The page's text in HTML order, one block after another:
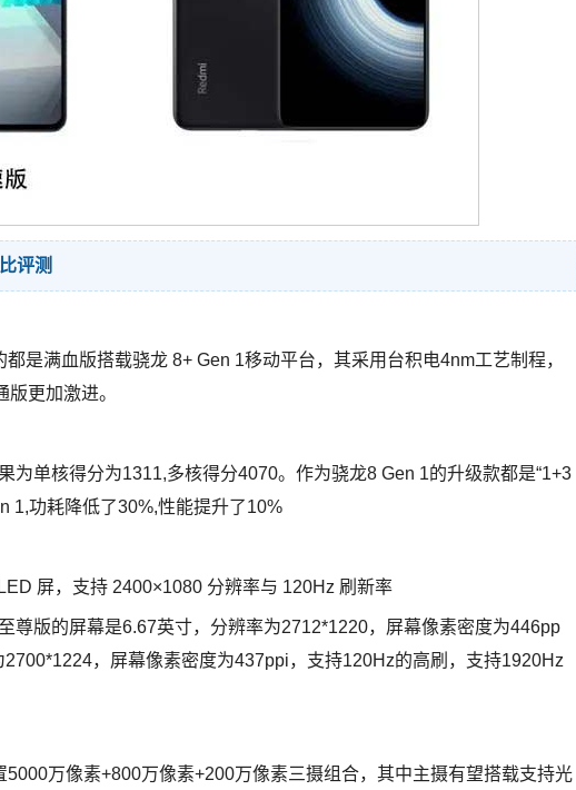
评测
是满血版搭载骁龙 8+ Gen 1移动平台，其采用台积电4nm工艺制程，
更加激进。
为单核得分为1311,多核得分4070。作为骁龙8 Gen 1的升级款都是“1+3
1,功耗降低了30%,性能提升了10%
屏，支持 2400×1080 分辨率与 120Hz 刷新率
尊版的屏幕是6.67英寸，分辨率为2712*1220，屏幕像素密度为446pp
，屏幕像素密度为437ppi，支持120Hz的高刷，支持1920Hz
万像素+800万像素+200万像素三摄组合，其中主摄有望搭载支持光